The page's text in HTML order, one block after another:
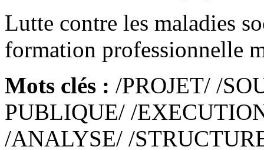
Lutte contre les maladies
formation professionnelle
Mots clés : /PROJET/ /
PUBLIQUE/ /
/ANALYSE/ /